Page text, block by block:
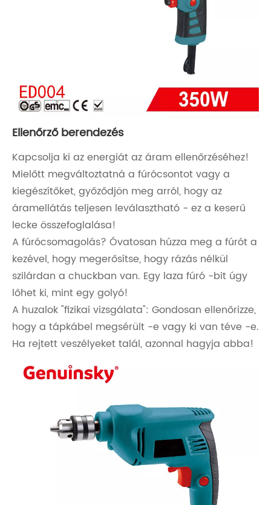
Ellenőrző berendezés
Kapcsolja ki az energiát az áram ellenőrzéséhez!
Mielőtt megváltoztatná a fúrócsontot vagy a
kiegészítőket, győződjön meg arról, hogy az
áramellátás teljesen leválasztható - ez a keserű
lecke összefoglalása!
A fúrócsomagolás? Óvatosan húzza meg a fúrót a
kezével, hogy megerősítse, hogy rázás nélkül
szilárdan a chuckban van. Egy laza fúró -bit úgy
lőhet ki, mint egy golyó!
A huzalok "fizikai vizsgálata": Gondosan ellenőrizze,
hogy a tápkábel megsérült -e vagy ki van téve -e.
Ha rejtett veszélyeket talál, azonnal hagyja abba!